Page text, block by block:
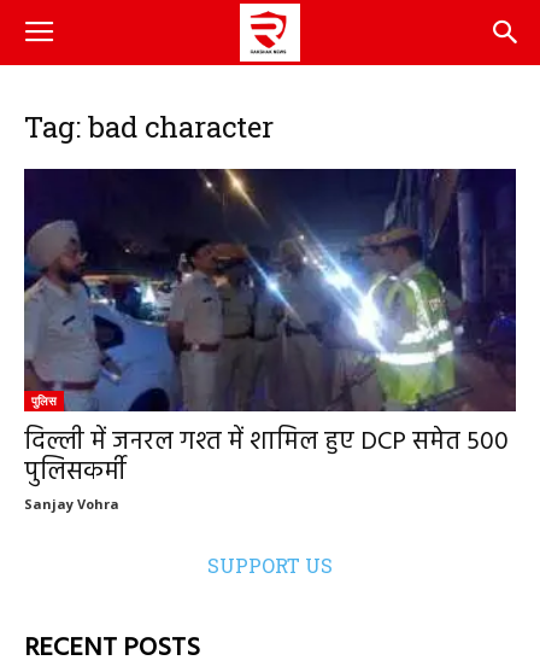
Tag: bad character
पुलिस
दिल्ली में जनरल गश्त में शामिल हुए DCP समेत 500
पुलिसकर्मी
Sanjay Vohra
SUPPORT US
RECENT POSTS